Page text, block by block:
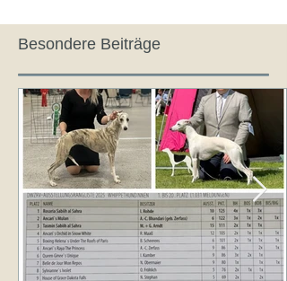
Besondere Beiträge